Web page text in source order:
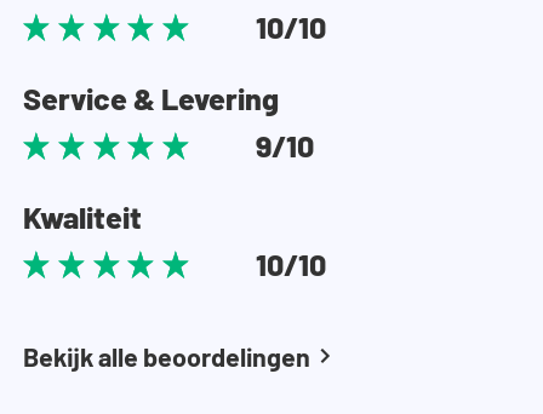
10/10
Service & Levering
9/10
Kwaliteit
10/10
Bekijk alle beoordelingen